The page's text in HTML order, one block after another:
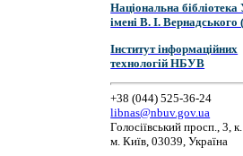
Національна бібліотека
імені В. І.
Інститут інформаційних
технологій НБУВ
+38 (044) 525-36-24
libnas@nbuv.gov.ua
Голосіївський просп., 3,
м. Київ, 03039, Україна